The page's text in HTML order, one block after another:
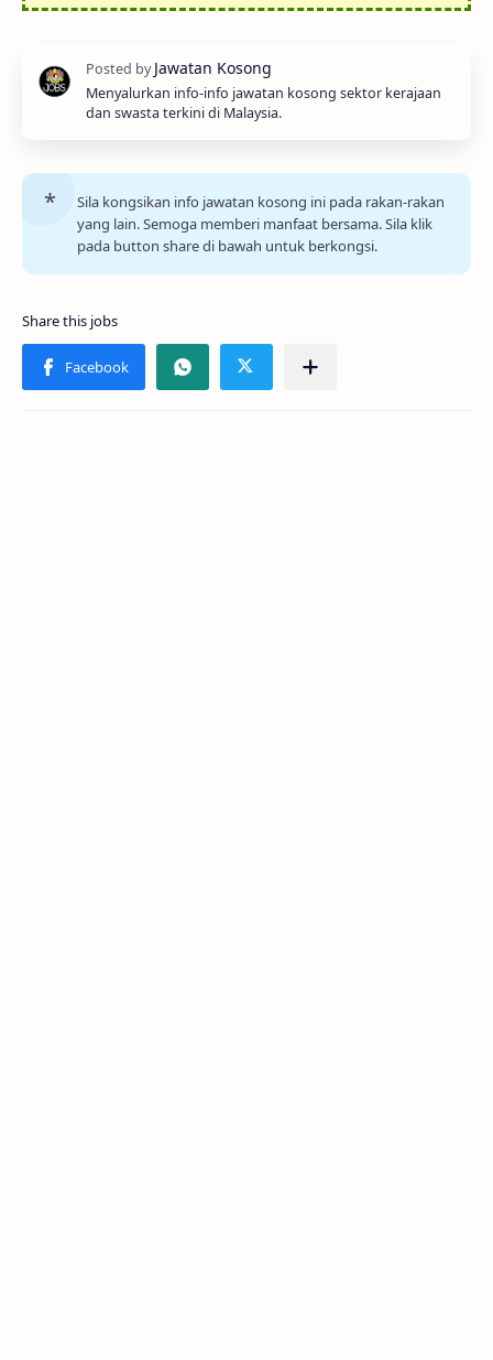
Menyalurkan info-info jawatan kosong sektor kerajaan
dan swasta terkini di Malaysia.
Sila kongsikan info jawatan kosong ini pada rakan-rakan
yang lain. Semoga memberi manfaat bersama. Sila klik
pada button share di bawah untuk berkongsi.